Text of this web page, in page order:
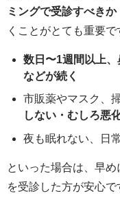
ミングで受診すべき
くことがとても重要で
数日〜1週間以上
などが続く
市販薬やマスク、
しない・むしろ悪
夜も眠れない、日
といった場合は、早
を受診した方が安心で